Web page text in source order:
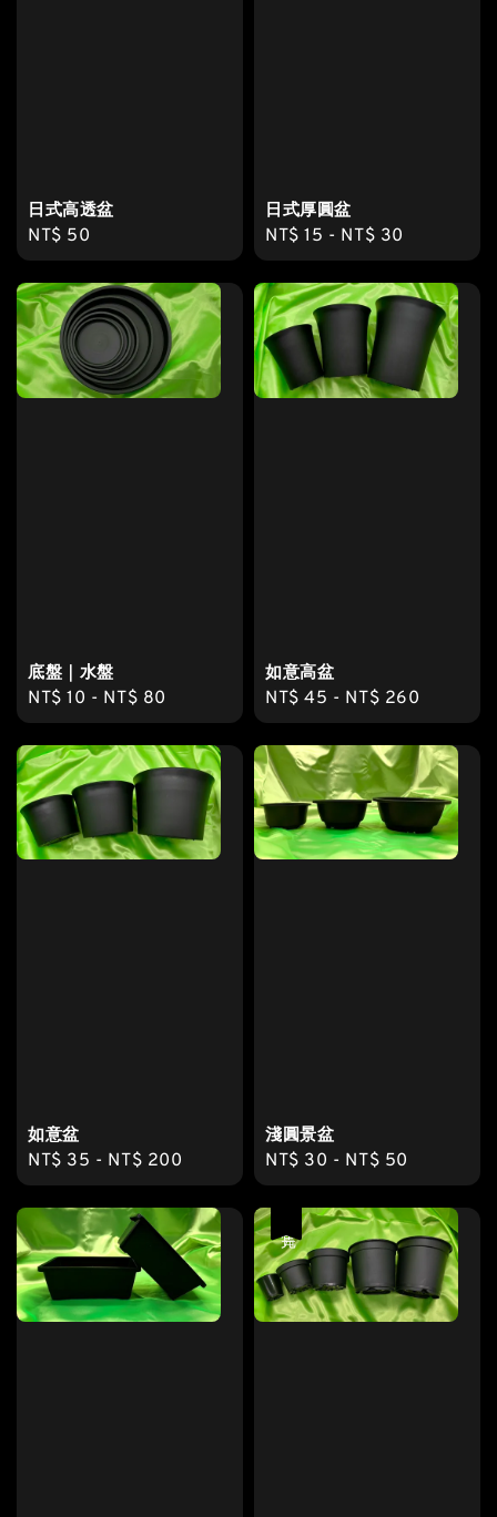
日式高透盆
Regular
price
NT$ 50
日式厚圓盆
Regular
price
NT$ 15 - NT$ 30
底盤｜水盤
Regular
price
NT$ 10 - NT$ 80
如意高盆
Regular
price
NT$ 45 - NT$ 260
如意盆
Regular
price
NT$ 35 - NT$ 200
淺圓景盆
Regular
price
NT$ 30 - NT$ 50